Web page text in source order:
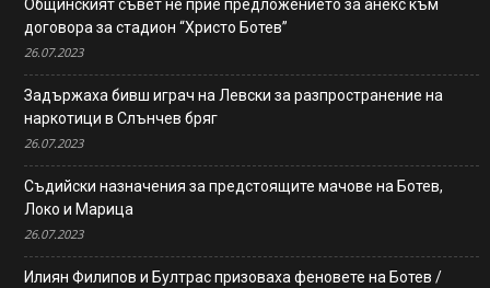
Общинският съвет не прие предложението за анекс към
договора за стадион “Христо Ботев”
26.07.2023
Задържаха бивш играч на Левски за разпространение на
наркотици в Слънчев бряг
26.07.2023
Съдийски назначения за предстоящите мачове на Ботев,
Локо и Марица
26.07.2023
Илиян Филипов и Бултрас призоваха феновете на Ботев /